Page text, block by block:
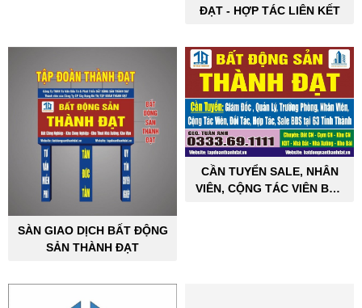
ĐẠT - HỢP TÁC LIÊN KẾT
SÀN GIAO DỊCH BẤT ĐỘNG
SẢN THÀNH ĐẠT
CẦN TUYỂN SALE, NHÂN
VIÊN, CỘNG TÁC VIÊN BẤT